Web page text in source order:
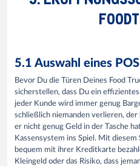
5.1 Auswahl eines
Bevor Du die Türen Deines Food
sicherstellen, dass Du ein
jeder Kunde wird immer genug
schließlich niemanden verlieren, der
er nicht genug Geld in der Tasche
Kassensystem ins Spiel. Mit
bequem mit ihrer Kreditkarte
Kleingeld oder das Risiko, dass